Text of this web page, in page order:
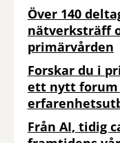
Över 140
nätverksträff
primärvården
Forskar du i
ett nytt forum
Från AI, tidig